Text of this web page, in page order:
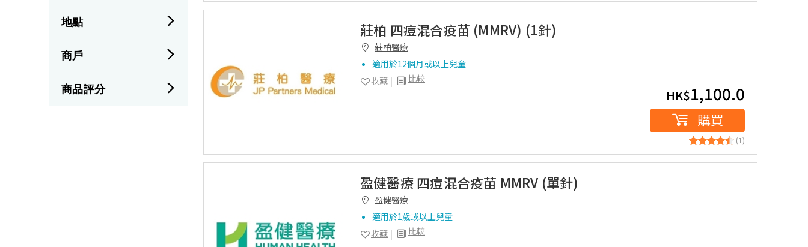
地點
商戶
商品評分
莊柏 四痘混合疫苗 (MMRV) (1針)
莊柏醫療
適用於12個月或以上兒童
比較
收藏
HK$1,100.0
購買
(1)
盈健醫療 四痘混合疫苗 MMRV (單針)
盈健醫療
適用於1歲或以上兒童
比較
收藏